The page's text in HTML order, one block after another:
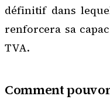
définitif dans
renforcera sa
TVA.
Comment